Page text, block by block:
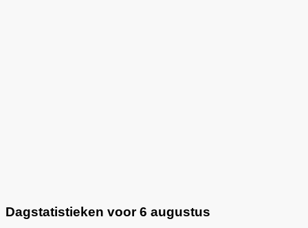
Dagstatistieken voor 6 augustus